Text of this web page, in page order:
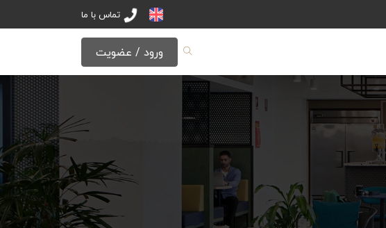
تماس با ما
ورود / عضویت